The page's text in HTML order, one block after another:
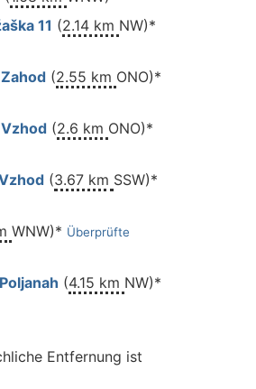
11 (2.14 km NW)*
(2.55 km ONO)*
(2.6 km ONO)*
(3.67 km SSW)*
WNW)* Überprüfte
(4.15 km NW)*
Entfernung ist